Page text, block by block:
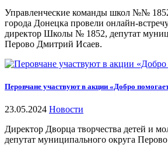
Управленческие команды школ №№
города Донецка провели онлайн-
директор Школы № 1852, депутат
Перово Дмитрий Исаев.
Перовчане участвуют в акции «Добро
23.05.2024 Новости
Директор Дворца творчества детей и
депутат муниципального округа